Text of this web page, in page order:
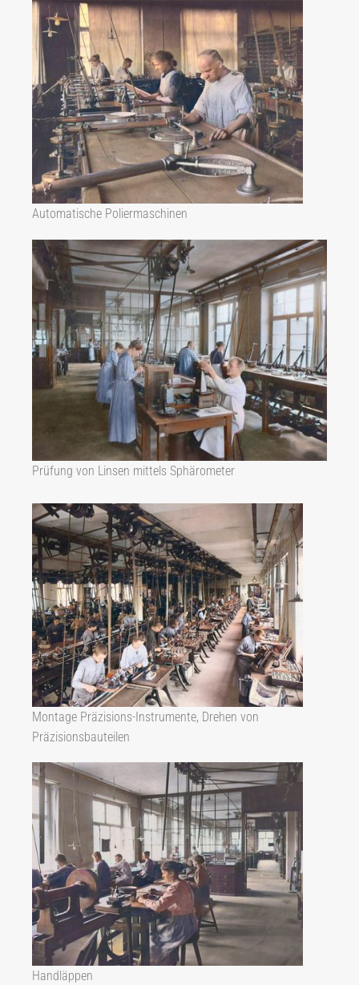
Automatische Poliermaschinen
Prüfung von Linsen mittels Sphärometer
Montage Präzisions-Instrumente, Drehen von
Präzisionsbauteilen
Handläppen